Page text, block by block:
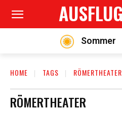
Sommer
HOME TAGS RÖMERTHEATER
RÖMERTHEATER